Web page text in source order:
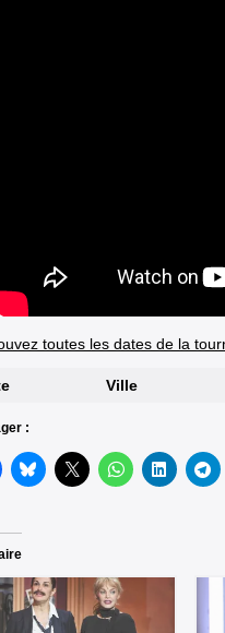
toutes les dates de la
Ville
: